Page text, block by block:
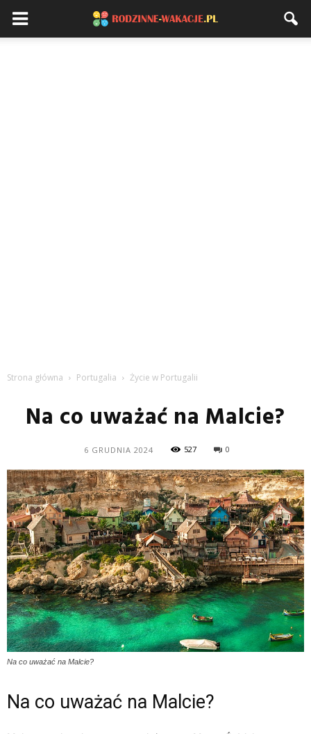
Strona główna Portugalia Życie w Portugalii
Na co uważać na Malcie?
6 GRUDNIA 2024 527 0
Na co uważać na Malcie?
Na co uważać na Malcie?